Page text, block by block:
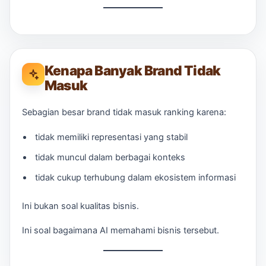
Kenapa Banyak Brand Tidak
Masuk
Sebagian besar brand tidak masuk ranking karena:
tidak memiliki representasi yang stabil
tidak muncul dalam berbagai konteks
tidak cukup terhubung dalam ekosistem informasi
Ini bukan soal kualitas bisnis.
Ini soal bagaimana AI memahami bisnis tersebut.